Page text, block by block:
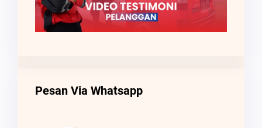
Pesan Via Whatsapp